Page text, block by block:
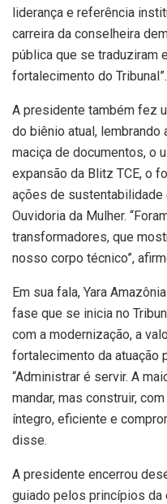
liderança e referência
carreira da conselheira
pública que se traduziram
fortalecimento do Tribunal”.
A presidente também fez
do biênio atual,
maciça de documentos, o
expansão da Blitz TCE, o
ações de sustentabilidade
Ouvidoria da Mulher.
transformadores, que
nosso corpo técnico”,
Em sua fala, Yara
fase que se inicia no
com a modernização, a
fortalecimento da atuação
“Administrar é servir. A
mandar, mas construir,
íntegro, eficiente e
disse.
A presidente encerrou
guiado pelos princípios da